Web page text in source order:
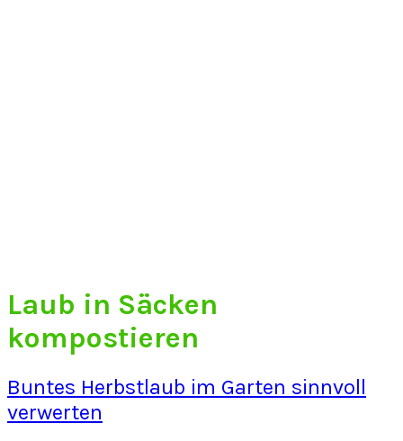
Laub in Säcken
kompostieren
Buntes Herbstlaub im Garten sinnvoll
verwerten